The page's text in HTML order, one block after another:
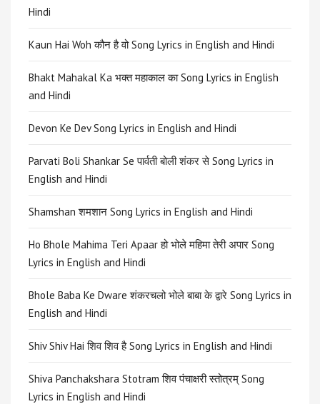
Hindi
Kaun Hai Woh कौन है वो Song Lyrics in English and Hindi
Bhakt Mahakal Ka भक्त महाकाल का Song Lyrics in English
and Hindi
Devon Ke Dev Song Lyrics in English and Hindi
Parvati Boli Shankar Se पार्वती बोली शंकर से Song Lyrics in
English and Hindi
Shamshan शमशान Song Lyrics in English and Hindi
Ho Bhole Mahima Teri Apaar हो भोले महिमा तेरी अपार Song
Lyrics in English and Hindi
Bhole Baba Ke Dware शंकरचलो भोले बाबा के द्वारे Song Lyrics in
English and Hindi
Shiv Shiv Hai शिव शिव है Song Lyrics in English and Hindi
Shiva Panchakshara Stotram शिव पंचाक्षरी स्तोत्रम् Song
Lyrics in English and Hindi